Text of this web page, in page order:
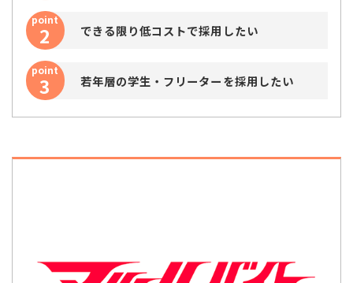
point
2 できる限り低コストで採用したい
point
3 若年層の学生・フリーターを採用したい